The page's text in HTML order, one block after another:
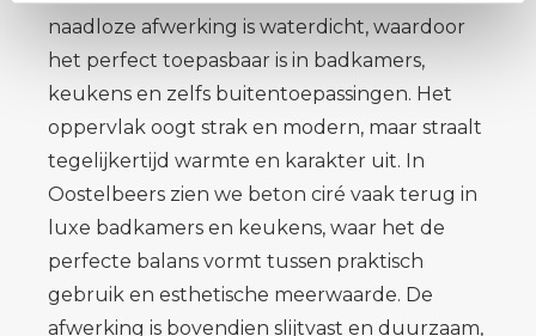
naadloze afwerking is waterdicht, waardoor
het perfect toepasbaar is in badkamers,
keukens en zelfs buitentoepassingen. Het
oppervlak oogt strak en modern, maar straalt
tegelijkertijd warmte en karakter uit. In
Oostelbeers zien we beton ciré vaak terug in
luxe badkamers en keukens, waar het de
perfecte balans vormt tussen praktisch
gebruik en esthetische meerwaarde. De
afwerking is bovendien slijtvast en duurzaam,